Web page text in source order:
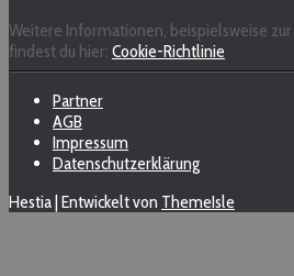
Weitere Informationen, beispielsweise
findest du hier: Cookie-Richtlinie
Partner
AGB
Impressum
Datenschutzerklärung
Hestia | Entwickelt von ThemeIsle